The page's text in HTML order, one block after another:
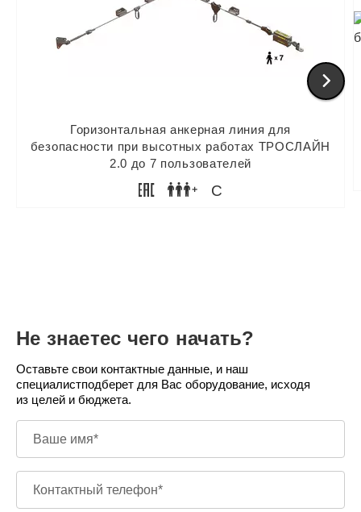
Горизонтальная анкерная линия для
безопасности при высотных работах ТРОСЛАЙН
2.0 до 7 пользователей
C
Не знаетес чего начать?
Оставьте свои контактные данные, и наш
специалистподберет для Вас оборудование, исходя
из целей и бюджета.